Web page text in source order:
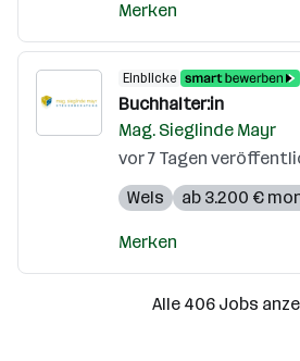
Merken
Einblicke
Buchhalter:in
Mag. Sieglinde Mayr
vor 7 Tagen
Wels
ab 3.200 €
Merken
Alle 406 Jobs